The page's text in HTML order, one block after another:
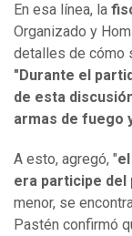
En esa línea, la
Organizado y
detalles de cómo
"Durante el
de esta
armas de fuego
A esto, agregó, "
era participe del
menor, se
Pastén confirmó